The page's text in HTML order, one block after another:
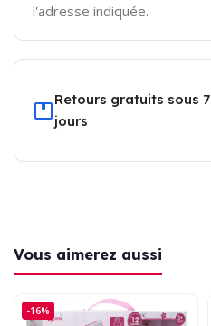
l'adresse indiquée.
Retours gratuits sous 7
jours
Vous aimerez aussi
-16%